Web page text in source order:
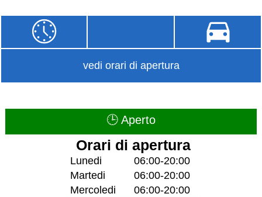
vedi orari di apertura
🕒 Aperto
Orari di apertura
Lunedi
06:00-20:00
Martedi
06:00-20:00
Mercoledi
06:00-20:00